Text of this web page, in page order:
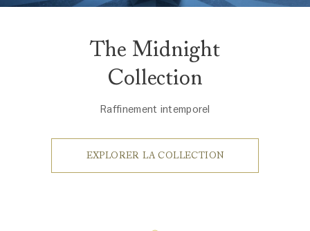
The Midnight
Collection
Raffinement intemporel
EXPLORER LA COLLECTION